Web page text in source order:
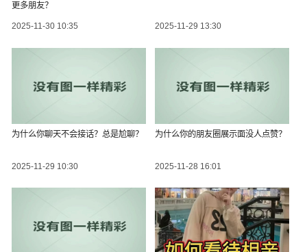
更多朋友？
2025-11-30 10:35 2025-11-29 13:30
为什么你聊天不会接话？总是尬聊？
2025-11-29 10:30
为什么你的朋友圈展示面没人点赞？
2025-11-28 16:01